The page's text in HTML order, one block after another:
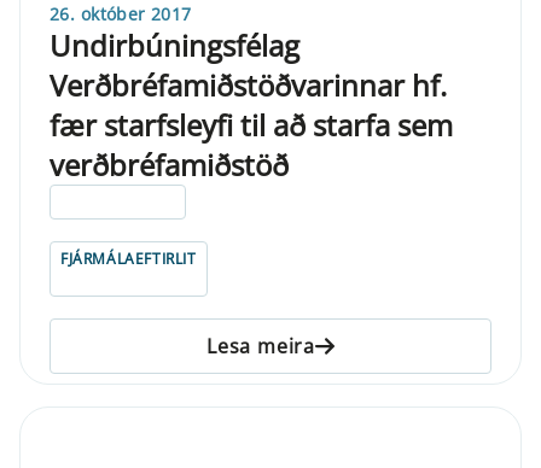
26. október 2017
Undirbúningsfélag
Verðbréfamiðstöðvarinnar hf.
fær starfsleyfi til að starfa sem
verðbréfamiðstöð
FJÁRMÁLAEFTIRLIT
Lesa meira